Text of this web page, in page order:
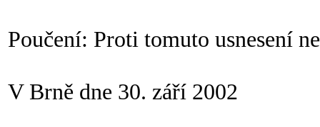
Poučení: Proti tomuto usnesení
V Brně dne 30. září 2002